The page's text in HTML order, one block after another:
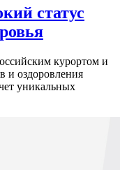
статус
курортом и
и оздоровления
уникальных